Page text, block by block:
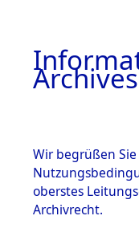
Archives
Wir begrüßen
oberstes
Archivrecht.